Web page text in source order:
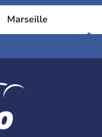
Marseille